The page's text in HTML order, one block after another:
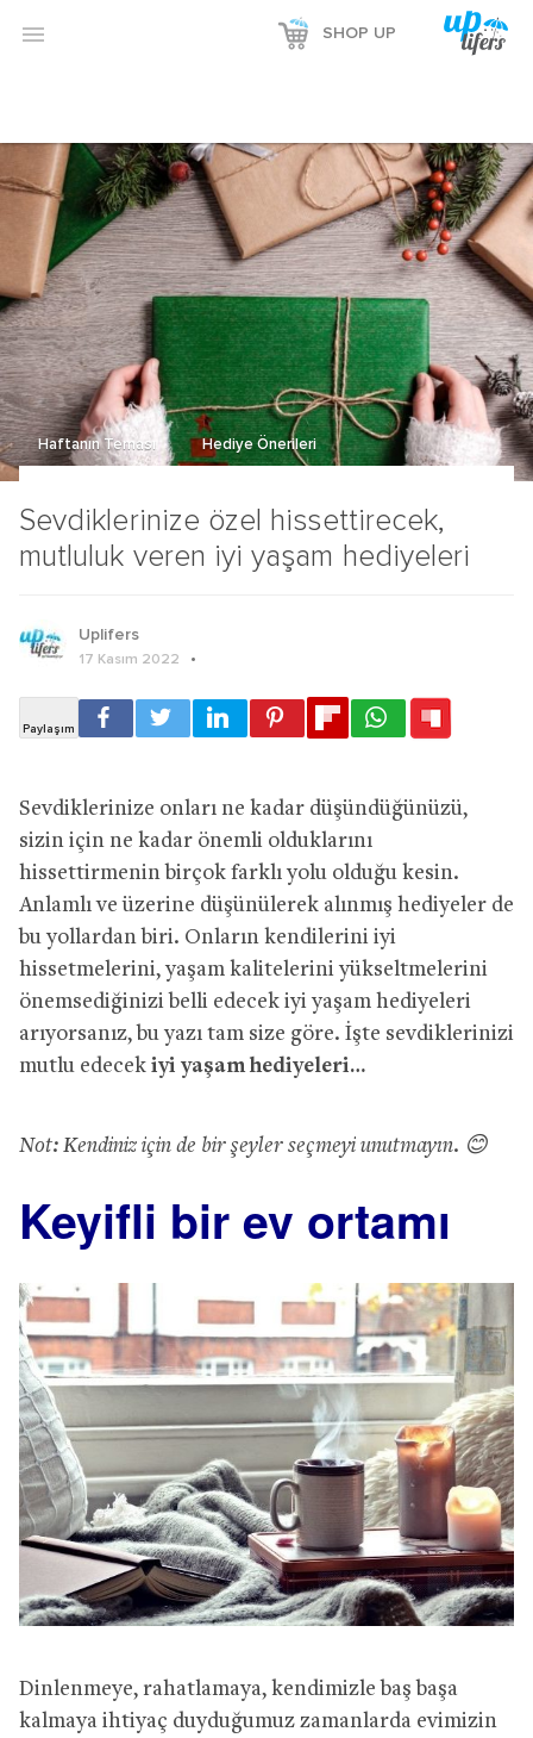
 SHOP UP
Sevdiklerinize özel hissettirecek,
mutluluk veren iyi yaşam hediyeleri
Haftanın Teması Hediye Önerileri
Uplifers
17 Kasım 2022
Sevdiklerinize onları ne kadar düşündüğünüzü,
sizin için ne kadar önemli olduklarını
hissettirmenin birçok farklı yolu olduğu kesin.
Anlamlı ve üzerine düşünülerek alınmış hediyeler de
bu yollardan biri. Onların kendilerini iyi
hissetmelerini, yaşam kalitelerini yükseltmelerini
önemsediğinizi belli edecek iyi yaşam hediyeleri
arıyorsanız, bu yazı tam size göre. İşte sevdiklerinizi
mutlu edecek iyi yaşam hediyeleri…
Not: Kendiniz için de bir şeyler seçmeyi unutmayın. 😊
Keyifli bir ev ortamı
Dinlenmeye, rahatlamaya, kendimizle baş başa
kalmaya ihtiyaç duyduğumuz zamanlarda evimizin